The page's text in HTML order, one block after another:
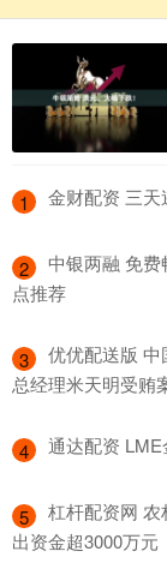
1 金财配资 三
2
中银两融 免
点推荐
3
优优配送版 中
总经理米天明受贿
4 通达配资
5
杠杆配资网
出资金超3000万元